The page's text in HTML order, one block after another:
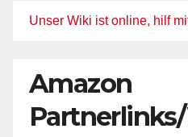
Unser Wiki ist online, hilf
Amazon